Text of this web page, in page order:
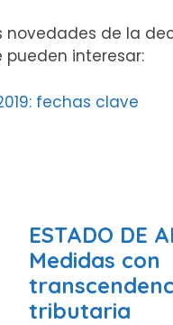
novedades de la
interesar:
fechas clave
ESTADO DE
Medidas con
tributaria